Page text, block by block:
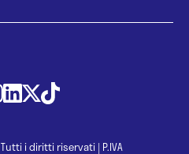
Tutti i diritti riservati | P.IVA